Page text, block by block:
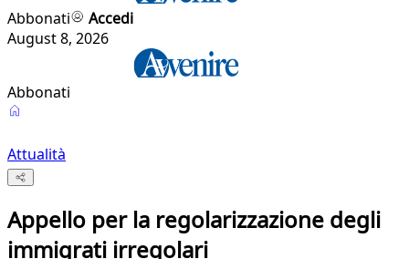
Abbonati
Accedi
August 8, 2026
Abbonati
Attualità
Appello per la regolarizzazione degli
immigrati irregolari